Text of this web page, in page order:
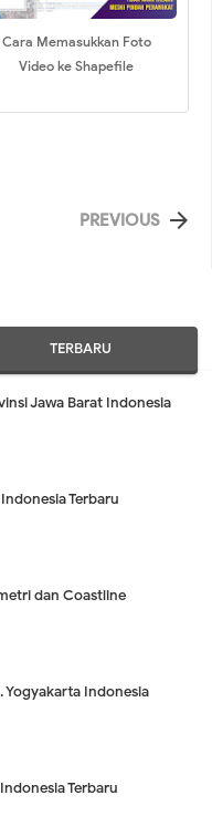
Cara Memasukkan Foto
Video ke Shapefile

PREVIOUS
TERBARU
Jawa Barat Indonesia
Terbaru
dan Coastline
Yogyakarta Indonesia
Terbaru